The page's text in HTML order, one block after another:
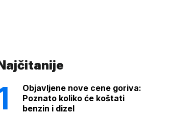
Objavljene nove cene goriva:
Poznato koliko će koštati
benzin i dizel